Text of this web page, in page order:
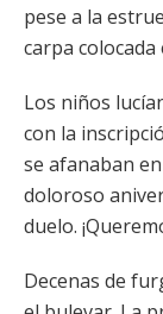
pese a la
carpa
Los niños
con la
se afanaban
doloroso
duelo.
Decenas de